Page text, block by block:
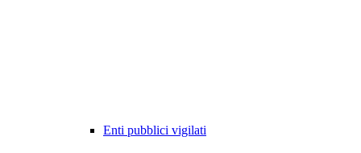
Enti pubblici vigilati